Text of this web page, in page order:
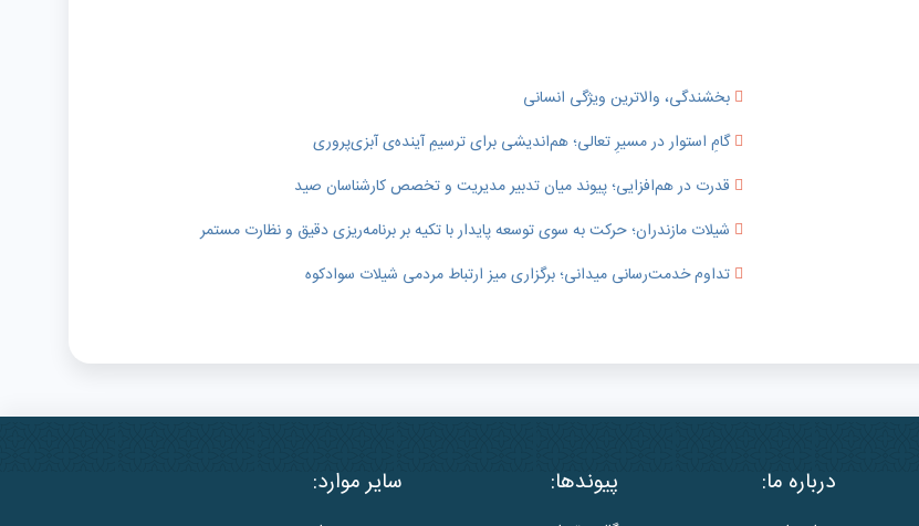
بخشندگی، والاترین ویژگی انسانی
گامِ استوار در مسیرِ تعالی؛ هم‌اندیشی برای ترسیمِ آینده‌ی آبزی‌پروری
قدرت در هم‌افزایی؛ پیوند میان تدبیر مدیریت و تخصص کارشناسان صید
شیلات مازندران؛ حرکت به سوی توسعه پایدار با تکیه بر برنامه‌ریزی دقیق و نظارت مستمر
تداوم خدمت‌رسانی میدانی؛ برگزاری میز ارتباط مردمی شیلات سوادکوه
درباره ما: پیوندها: سایر موارد: